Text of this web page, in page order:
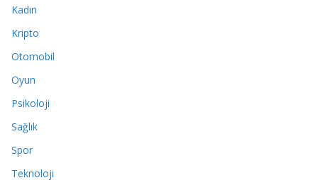
Kadın
Kripto
Otomobil
Oyun
Psikoloji
Sağlık
Spor
Teknoloji